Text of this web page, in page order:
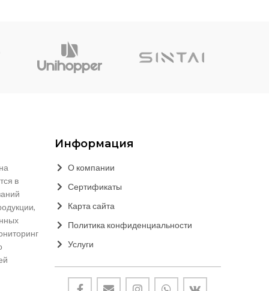
в
Информация
О компании
Сертификаты
Карта сайта
Политика конфиденциальности
Услуги